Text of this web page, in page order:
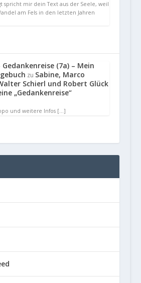
spricht mir dein Text aus der Seele, weil
am Fels in den letzten Jahren
Gedankenreise (7a) – Mein
zu Sabine, Marco
Schierl und Robert Glück
„Gedankenreise“
und weitere Infos […]